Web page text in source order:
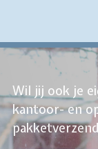
Wil jij ook je
kantoor- en